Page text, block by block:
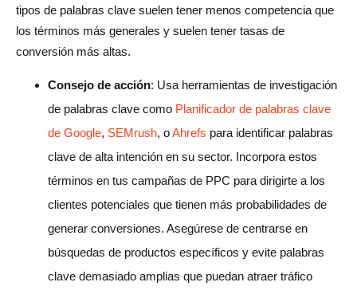
tipos de palabras clave suelen tener menos competencia que
los términos más generales y suelen tener tasas de
conversión más altas.
Consejo de acción: Usa herramientas de investigación
de palabras clave como Planificador de palabras clave
de Google, SEMrush, oAhrefs para identificar palabras
clave de alta intención en su sector. Incorpora estos
términos en tus campañas de PPC para dirigirte a los
clientes potenciales que tienen más probabilidades de
generar conversiones. Asegúrese de centrarse en
búsquedas de productos específicos y evite palabras
clave demasiado amplias que puedan atraer tráfico